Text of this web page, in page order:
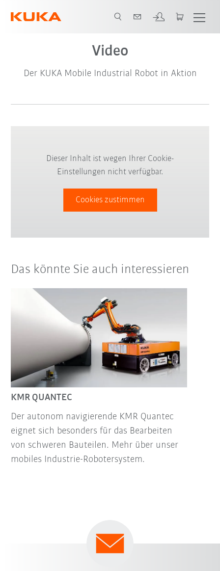
Video
Der KUKA Mobile Industrial Robot in Aktion
Dieser Inhalt ist wegen Ihrer Cookie-
Einstellungen nicht verfügbar.
Cookies zustimmen
Das könnte Sie auch interessieren
KMR QUANTEC
Der autonom navigierende KMR Quantec
eignet sich besonders für das Bearbeiten
von schweren Bauteilen. Mehr über unser
mobiles Industrie-Robotersystem.